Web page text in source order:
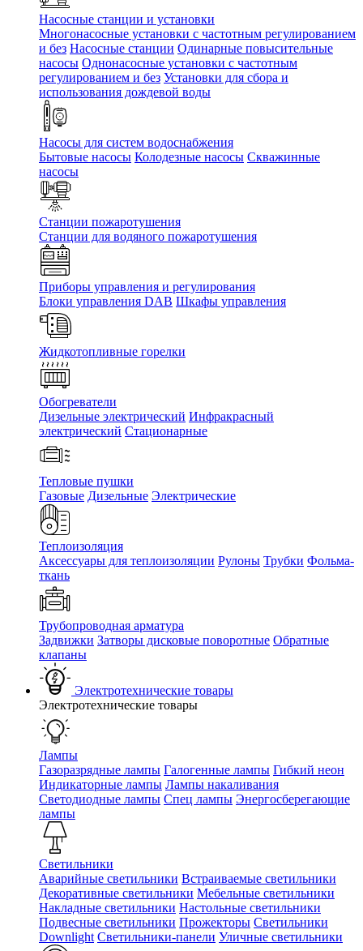
Насосные станции и установки
Многонасосные установки с частотным регулированием
и без Насосные станции Одинарные повысительные
насосы Однонасосные установки с частотным
регулированием и без Установки для сбора и
использования дождевой воды
Насосы для систем водоснабжения
Бытовые насосы Колодезные насосы Скважинные
насосы
Станции пожаротушения
Станции для водяного пожаротушения
Приборы управления и регулирования
Блоки управления DAB Шкафы управления
Жидкотопливные горелки
Обогреватели
Дизельные электрический Инфракрасный
электрический Стационарные
Тепловые пушки
Газовые Дизельные Электрические
Теплоизоляция
Аксессуары для теплоизоляции Рулоны Трубки Фольма-
ткань
Трубопроводная арматура
Задвижки Затворы дисковые поворотные Обратные
клапаны
Электротехнические товары
Электротехнические товары
Лампы
Газоразрядные лампы Галогенные лампы Гибкий неон
Индикаторные лампы Лампы накаливания
Светодиодные лампы Спец лампы Энергосберегающие
лампы
Светильники
Аварийные светильники Встраиваемые светильники
Декоративные светильники Мебельные светильники
Накладные светильники Настольные светильники
Подвесные светильники Прожекторы Светильники
Downlight Светильники-панели Уличные светильники